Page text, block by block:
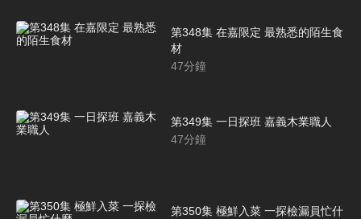
第348集 在嘉限定 最熟悉的陌生食
材
47分鐘
第349集 一日探班 嘉義木業職人
47分鐘
第350集 極鮮入菜 一探檢漏員忙什